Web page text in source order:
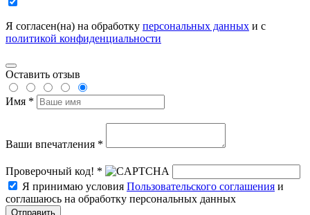
Я согласен(на) на обработку персональных данных и с
политикой конфиденциальности
Оставить отзыв
Имя *
Ваши впечатления *
Проверочный код! *
Я принимаю условия Пользовательского соглашения и
соглашаюсь на обработку персональных данных
Отправить